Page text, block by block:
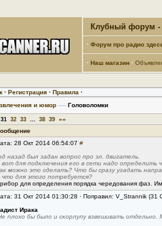
Клубный форум -
· Форум про радио
· Наш магазин ·
· Регистрация · Правила ·
и юмор —› Головоломки
31 32 33 38 39 »»
28 Окт 2014 06:54:07 #
назад был задан вопрос про эл. двигатель.
вот для подключения его в сети надо определить
можно это сделать? Что бы сразу угадать
что для этого потребуется?
для определения порядка чередования фаз.
31 Окт 2014 01:30:28 · Поправил: V_Strannik (31
Ирака
плохо бы было и скорлупу взвешивать